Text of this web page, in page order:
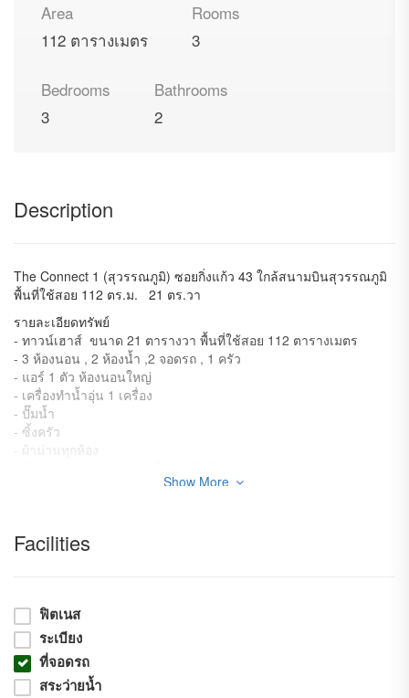
Area
112 ตารางเมตร
Rooms
3
Bedrooms
3
Bathrooms
2
Description
The Connect 1 (สุวรรณภูมิ) ซอยกิ่งแก้ว 43 ใกล้สนามบินสุวรรณภูมิ
พื้นที่ใช้สอย 112 ตร.ม. 21 ตร.วา
รายละเอียดทรัพย์
- ทาวน์เฮาส์ ขนาด 21 ตารางวา พื้นที่ใช้สอย 112 ตารางเมตร
- 3 ห้องนอน , 2 ห้องน้ำ ,2 จอดรถ , 1 ครัว
- แอร์ 1 ตัว ห้องนอนใหญ่
- เครื่องทำน้ำอุ่น 1 เครื่อง
- ปั๊มน้ำ
- ซิ้งครัว
- ผ้าม่านทุกห้อง
==============================
2. สถานี Airport link-ลาดกระบัง
6. รพ.จุฬารัตน์ 9 แอร์พอร์ต
Show More
Facilities
ฟิตเนส
ระเบียง
ที่จอดรถ
สระว่ายน้ำ